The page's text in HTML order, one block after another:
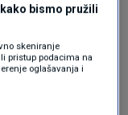
javni tužilac
Prije
Zuccon,
Frančula
bismo pružili
skeniranje
pristup podacima na
oglašavanja i